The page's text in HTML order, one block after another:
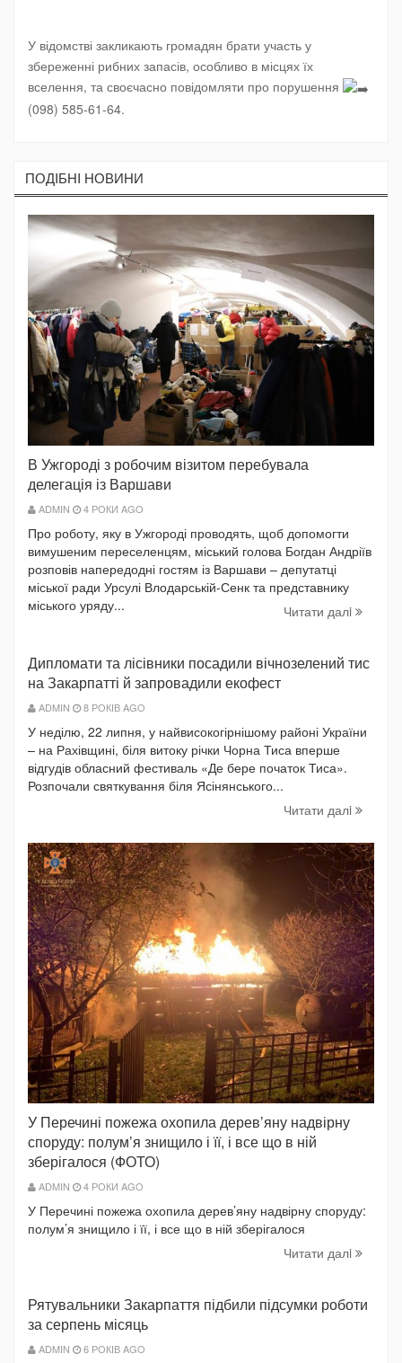
У відомстві закликають громадян брати участь у
збереженні рибних запасів, особливо в місцях їх
вселення, та своєчасно повідомляти про порушення
(098) 585-61-64.
ПОДIБНI НОВИНИ
В Ужгороді з робочим візитом перебувала
делегація із Варшави
ADMIN 4 РОКИ AGO
Про роботу, яку в Ужгороді проводять, щоб допомогти
вимушеним переселенцям, міський голова Богдан Андріїв
розповів напередодні гостям із Варшави – депутатці
міської ради Урсулі Влодарській-Сенк та представнику
міського уряду...
Читати далi
Дипломати та лісівники посадили вічнозелений тис
на Закарпатті й запровадили екофест
ADMIN 8 РОКІВ AGO
У неділю, 22 липня, у найвисокогірнішому районі України
– на Рахівщині, біля витоку річки Чорна Тиса вперше
відгудів обласний фестиваль «Де бере початок Тиса».
Розпочали святкування біля Ясінянського...
Читати далi
У Перечині пожежа охопила дерев’яну надвірну
споруду: полум’я знищило і її, і все що в ній
зберігалося (ФОТО)
ADMIN 4 РОКИ AGO
У Перечині пожежа охопила дерев’яну надвірну споруду:
полум’я знищило і її, і все що в ній зберігалося
Читати далi
Рятувальники Закарпаття підбили підсумки роботи
за серпень місяць
ADMIN 6 РОКІВ AGO